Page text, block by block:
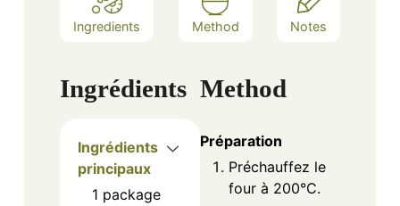
Ingredients Method Notes
Ingrédients
Ingrédients
principaux
1 package
Method
Préparation
Préchauffez le
four à 200°C.